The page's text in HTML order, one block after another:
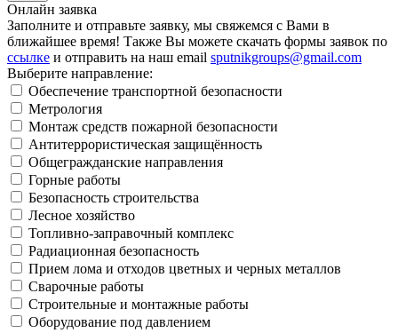
Онлайн заявка
Заполните и отправьте заявку, мы свяжемся с Вами в
ближайшее время! Также Вы можете скачать формы заявок по
ссылке и отправить на наш email sputnikgroups@gmail.com
Выберите направление:
Обеспечение транспортной безопасности
Метрология
Монтаж средств пожарной безопасности
Антитеррористическая защищённость
Общегражданские направления
Горные работы
Безопасность строительства
Лесное хозяйство
Топливно-заправочный комплекс
Радиационная безопасность
Прием лома и отходов цветных и черных металлов
Сварочные работы
Строительные и монтажные работы
Оборудование под давлением